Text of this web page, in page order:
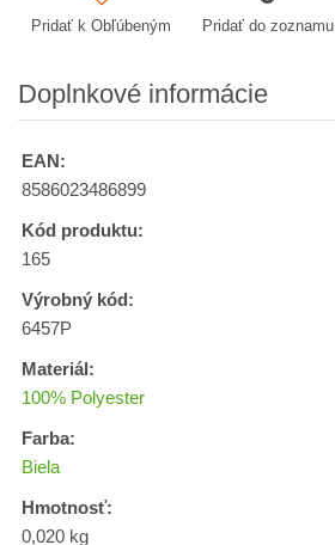
Pridať k Obľúbeným Pridať do zoznamu
Doplnkové informácie
EAN:
8586023486899
Kód produktu:
165
Výrobný kód:
6457P
Materiál:
100% Polyester
Farba:
Biela
Hmotnosť:
0,020 kg